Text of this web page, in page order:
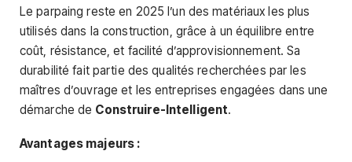
Le parpaing reste en 2025 l’un des matériaux les plus
utilisés dans la construction, grâce à un équilibre entre
coût, résistance, et facilité d’approvisionnement. Sa
durabilité fait partie des qualités recherchées par les
maîtres d’ouvrage et les entreprises engagées dans une
démarche de Construire-Intelligent.
Avantages majeurs :